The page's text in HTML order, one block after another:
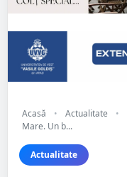
Acasă • Actualitate •
Mare. Un b...
Actualitate